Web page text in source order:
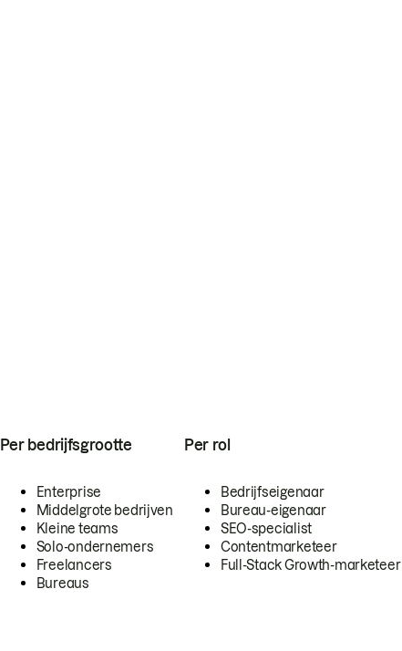
Per bedrijfsgrootte
Enterprise
Middelgrote bedrijven
Kleine teams
Solo-ondernemers
Freelancers
Bureaus
Per rol
Bedrijfseigenaar
Bureau-eigenaar
SEO-specialist
Contentmarketeer
Full-Stack Growth-marketeer